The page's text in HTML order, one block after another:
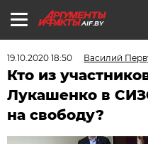
AIF.BY
19.10.2020 18:50 Василий
Кто из
Лукашенко в
на свободу?